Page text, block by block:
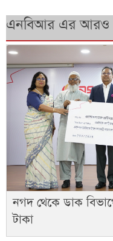
এনবিআর এর আরও
নগদ থেকে ডাক
টাকা